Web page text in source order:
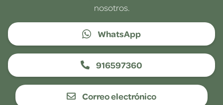
nosotros.
WhatsApp
916597360
Correo electrónico